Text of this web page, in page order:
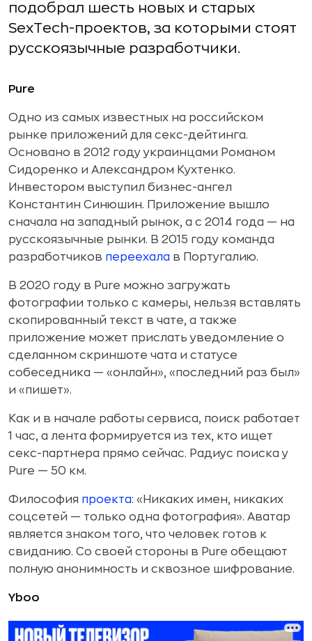
подобрал шесть новых и старых
SexTech-проектов, за которыми стоят
русскоязычные разработчики.
Pure
Одно из самых известных на российском
рынке приложений для секс-дейтинга.
Основано в 2012 году украинцами Романом
Сидоренко и Александром Кухтенко.
Инвестором выступил бизнес-ангел
Константин Синюшин. Приложение вышло
сначала на западный рынок, а с 2014 года — на
русскоязычные рынки. В 2015 году команда
разработчиков переехала в Португалию.
В 2020 году в Pure можно загружать
фотографии только с камеры, нельзя вставлять
скопированный текст в чате, а также
приложение может прислать уведомление о
сделанном скриншоте чата и статусе
собеседника — «онлайн», «последний раз был»
и «пишет».
Как и в начале работы сервиса, поиск работает
1 час, а лента формируется из тех, кто ищет
секс-партнера прямо сейчас. Радиус поиска у
Pure — 50 км.
Философия проекта: «Никаких имен, никаких
соцсетей — только одна фотография». Аватар
является знаком того, что человек готов к
свиданию. Со своей стороны в Pure обещают
полную анонимность и сквозное шифрование.
Yboo